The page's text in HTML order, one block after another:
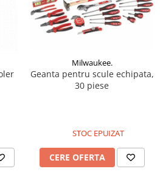
reductii
Milwaukee.
Geanta pentru scule echipata,
30 piese
STOC EPUIZAT
CERE OFERTA